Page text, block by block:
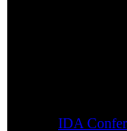
IDA